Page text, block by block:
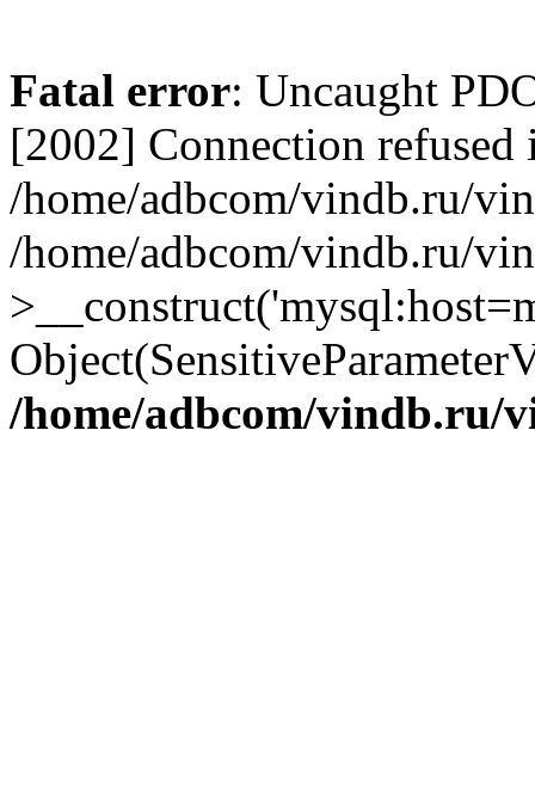
Fatal error: Uncaught
[2002] Connection refused
/home/adbcom/vindb.ru/
/home/adbcom/vindb.ru/
/home/adbcom/vindb.ru/